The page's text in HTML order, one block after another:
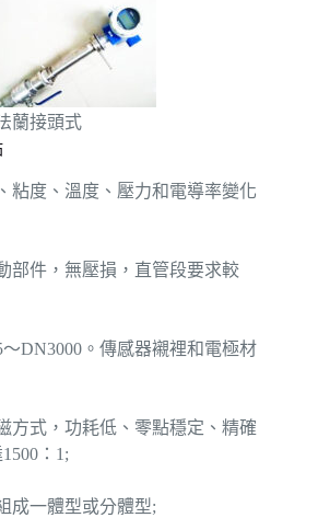
蘭接頭式
粘度、溫度、壓力和電導率變化
部件，無壓損，直管段要求較
DN3000。傳感器襯裡和電極材
方式，功耗低、零點穩定、精確
：1;
成一體型或分體型;